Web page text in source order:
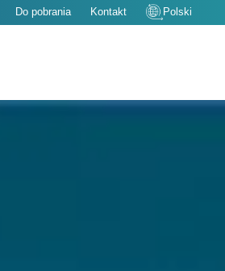
Do pobrania Kontakt Polski